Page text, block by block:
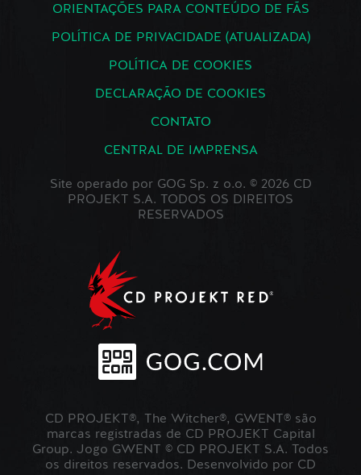
ORIENTAÇÕES PARA CONTEÚDO DE FÃS
POLÍTICA DE PRIVACIDADE (ATUALIZADA)
POLÍTICA DE COOKIES
DECLARAÇÃO DE COOKIES
CONTATO
CENTRAL DE IMPRENSA
Site operado por GOG Sp. z o.o. © 2026 CD
PROJEKT S.A. TODOS OS DIREITOS
RESERVADOS
CD PROJEKT®, The Witcher®, GWENT® são
marcas registradas de CD PROJEKT Capital
Group. Jogo GWENT © CD PROJEKT S.A. Todos
os direitos reservados. Desenvolvido por CD